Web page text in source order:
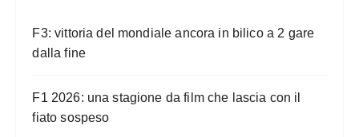
F3: vittoria del mondiale ancora in bilico a 2 gare
dalla fine
F1 2026: una stagione da film che lascia con il
fiato sospeso